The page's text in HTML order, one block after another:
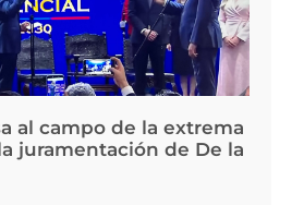
al campo de la extrema
juramentación de De la